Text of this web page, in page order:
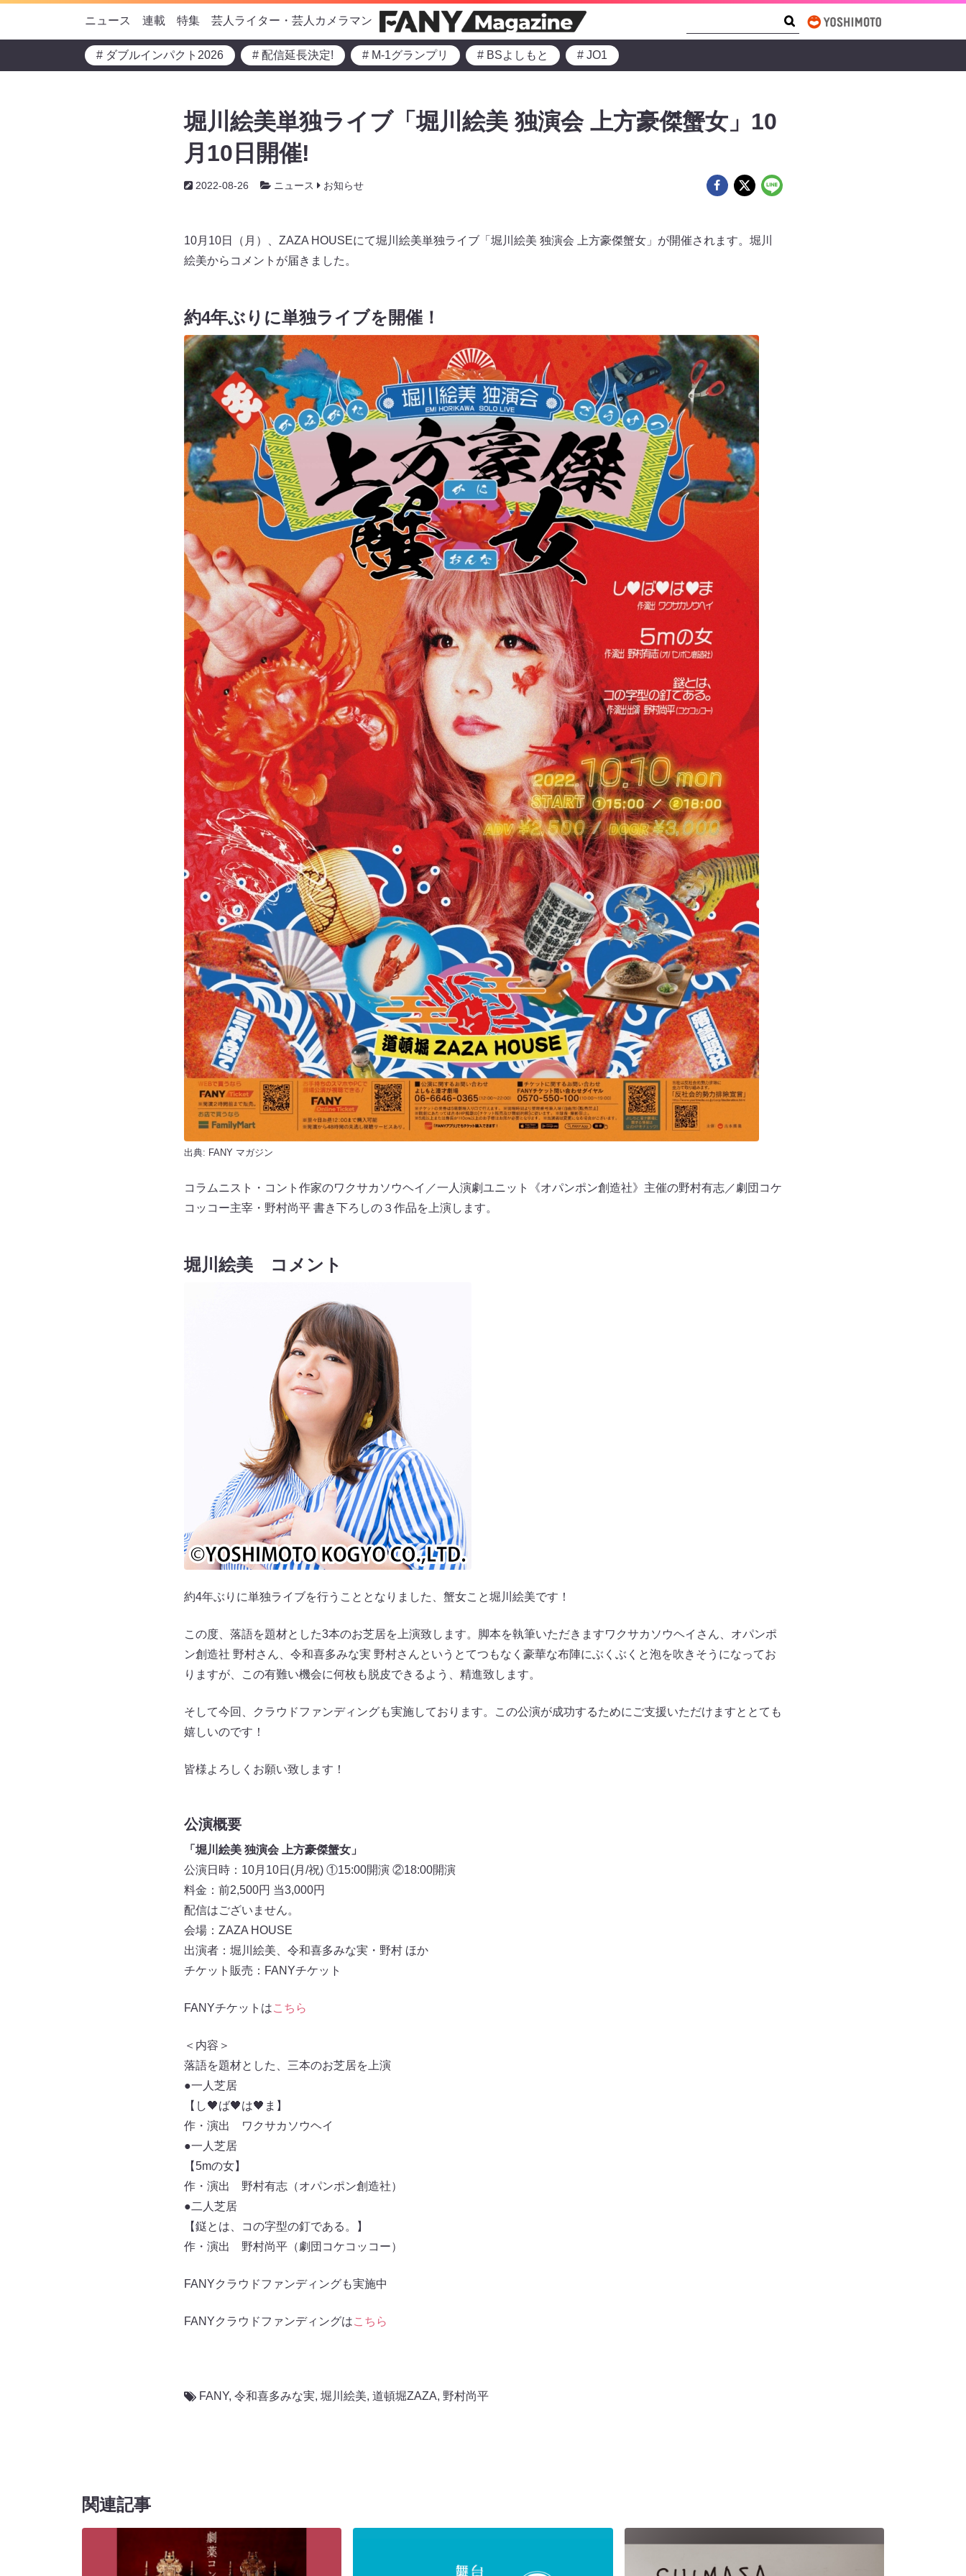
ニュース 連載 特集 芸人ライター・芸人カメラマン
# ダブルインパクト2026 # 配信延長決定! # M-1グランプリ # BSよしもと # JO1
堀川絵美単独ライブ「堀川絵美 独演会 上方豪傑蟹女」10
月10日開催!
2022-08-26 ニュース お知らせ
10月10日（月）、ZAZA HOUSEにて堀川絵美単独ライブ「堀川絵美 独演会 上方豪傑蟹女」が開催されます。堀川
絵美からコメントが届きました。
約4年ぶりに単独ライブを開催！
出典: FANY マガジン
コラムニスト・コント作家のワクサカソウヘイ／一人演劇ユニット《オパンポン創造社》主催の野村有志／劇団コケ
コッコー主宰・野村尚平 書き下ろしの３作品を上演します。
堀川絵美 コメント
約4年ぶりに単独ライブを行うこととなりました、蟹女こと堀川絵美です！
この度、落語を題材とした3本のお芝居を上演致します。脚本を執筆いただきますワクサカソウヘイさん、オパンポ
ン創造社 野村さん、令和喜多みな実 野村さんというとてつもなく豪華な布陣にぶくぶくと泡を吹きそうになってお
りますが、この有難い機会に何枚も脱皮できるよう、精進致します。
そして今回、クラウドファンディングも実施しております。この公演が成功するためにご支援いただけますととても
嬉しいのです！
皆様よろしくお願い致します！
公演概要
「堀川絵美 独演会 上方豪傑蟹女」
公演日時：10月10日(月/祝) ①15:00開演 ②18:00開演
料金：前2,500円 当3,000円
配信はございません。
会場：ZAZA HOUSE
出演者：堀川絵美、令和喜多みな実・野村 ほか
チケット販売：FANYチケット
FANYチケットはこちら
＜内容＞
落語を題材とした、三本のお芝居を上演
●一人芝居
【し🖤ば🖤は🖤ま】
作・演出 ワクサカソウヘイ
●一人芝居
【5mの女】
作・演出 野村有志（オパンポン創造社）
●二人芝居
【鎹とは、コの字型の釘である。】
作・演出 野村尚平（劇団コケコッコー）
FANYクラウドファンディングも実施中
FANYクラウドファンディングはこちら
FANY, 令和喜多みな実, 堀川絵美, 道頓堀ZAZA, 野村尚平
関連記事